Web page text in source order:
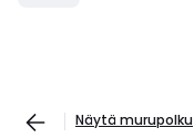
Näytä murupolku